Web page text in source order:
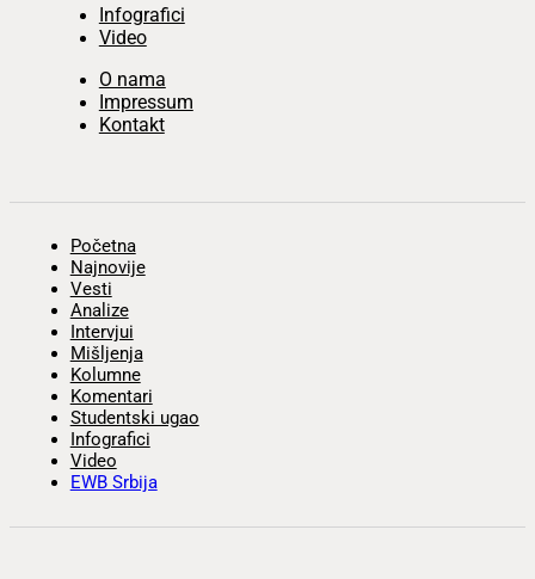
Infografici
Video
O nama
Impressum
Kontakt
Početna
Najnovije
Vesti
Analize
Intervjui
Mišljenja
Kolumne
Komentari
Studentski ugao
Infografici
Video
EWB Srbija